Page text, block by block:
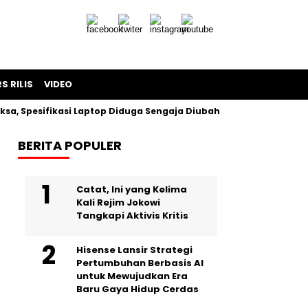
RILIS VIDEO
Laptop Diduga Sengaja Diubah Paksa
BERITA POPULER
Catat, Ini yang Kelima
Kali Rejim Jokowi
Tangkapi Aktivis Kritis
Hisense Lansir Strategi
Pertumbuhan Berbasis AI
untuk Mewujudkan Era
Baru Gaya Hidup Cerdas